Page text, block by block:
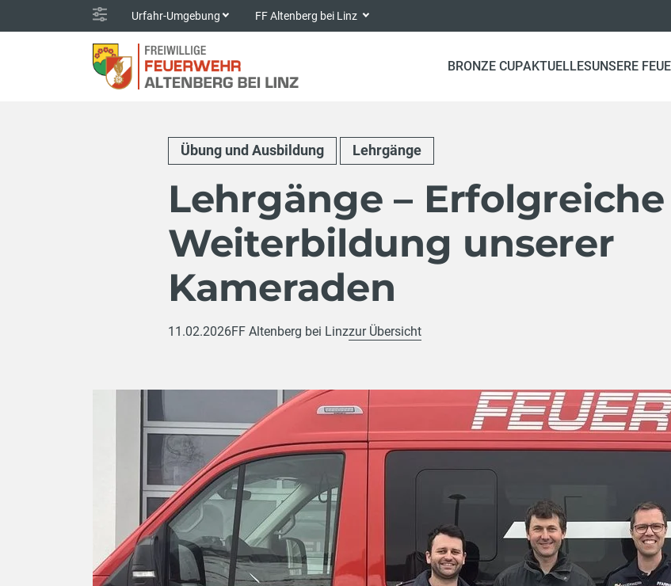
Urfahr-Umgebung FF Altenberg bei Linz
BRONZE CUPAKTUELLESUNSERE
Übung und Ausbildung Lehrgänge
Lehrgänge – Erfolgreiche
Weiterbildung unserer
Kameraden
11.02.2026FF Altenberg bei Linzzur Übersicht